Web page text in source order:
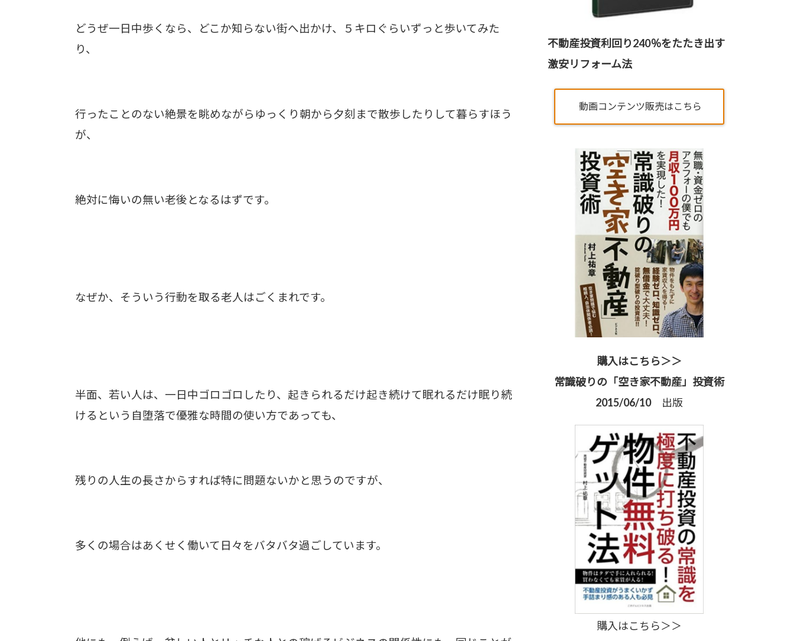
どうぜ一日中歩くなら、どこか知らない街へ出かけ、５キロぐらいずっと歩いてみた
り、
行ったことのない絶景を眺めながらゆっくり朝から夕刻まで散歩したりして暮らすほう
が、
絶対に悔いの無い老後となるはずです。
なぜか、そういう行動を取る老人はごくまれです。
半面、若い人は、一日中ゴロゴロしたり、起きられるだけ起き続けて眠れるだけ眠り続
けるという自堕落で優雅な時間の使い方であっても、
残りの人生の長さからすれば特に問題ないかと思うのですが、
多くの場合はあくせく働いて日々をバタバタ過ごしています。
不動産投資利回り240％をたたき出す
激安リフォーム法
動画コンテンツ販売はこちら
購入はこちら＞＞
常識破りの「空き家不動産」投資術
2015/06/10 出版
購入はこちら＞＞